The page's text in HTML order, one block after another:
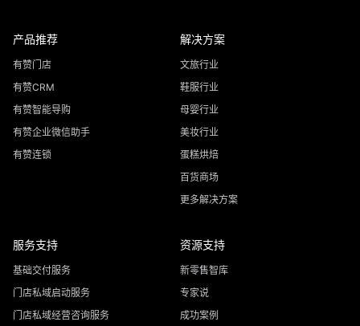
产品推荐
有赞门店
有赞CRM
有赞智能导购
有赞企业微信助手
有赞连锁
解决方案
文旅行业
鞋服行业
母婴行业
美妆行业
蛋糕烘焙
百货商场
更多解决方案
服务支持
基础交付服务
门店私域启动服务
门店私域经营咨询服务
资源支持
新零售智库
专家说
成功案例